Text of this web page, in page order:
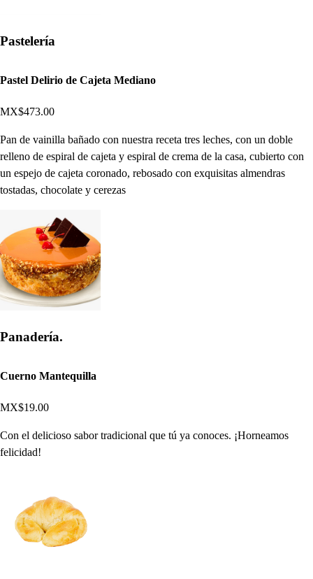
Pastelería
Pastel Delirio de Cajeta Mediano
MX$473.00
Pan de vainilla bañado con nuestra receta tres leches, con un doble
relleno de espiral de cajeta y espiral de crema de la casa, cubierto con
un espejo de cajeta coronado, rebosado con exquisitas almendras
tostadas, chocolate y cerezas
Panadería.
Cuerno Mantequilla
MX$19.00
Con el delicioso sabor tradicional que tú ya conoces. ¡Horneamos
felicidad!